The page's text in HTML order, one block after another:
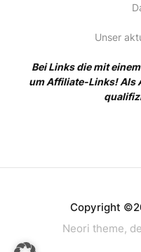
Unser
Bei Links die mit
um Affiliate-Links! Als
Copyright
Neori theme,